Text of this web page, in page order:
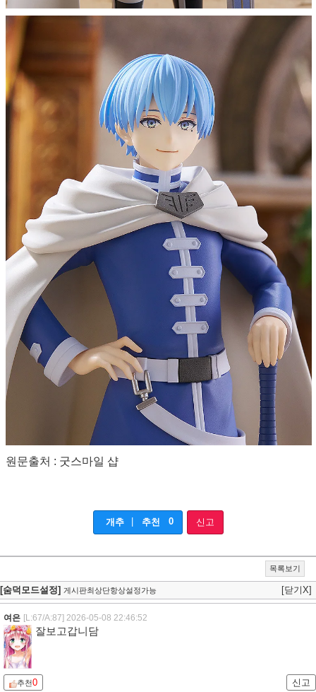
원문출처 : 굿스마일 샵
개추 추천 0 신고
목록보기
[숨덕모드설정] 게시판최상단항상설정가능 [닫기X]
여은 [L:67/A:87] 2026-05-08 22:46:52
잘보고갑니담
추천0 신고